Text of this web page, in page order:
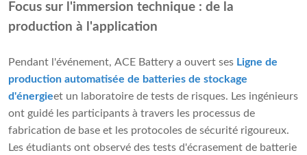
Focus sur l'immersion technique : de la
production à l'application
Pendant l'événement, ACE Battery a ouvert ses Ligne de
production automatisée de batteries de stockage
d'énergieet un laboratoire de tests de risques. Les ingénieurs
ont guidé les participants à travers les processus de
fabrication de base et les protocoles de sécurité rigoureux.
Les étudiants ont observé des tests d'écrasement de batterie